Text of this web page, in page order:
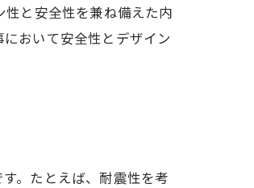
と安全性を兼ね備えた内
おいて安全性とデザイン
。たとえば、耐震性を考